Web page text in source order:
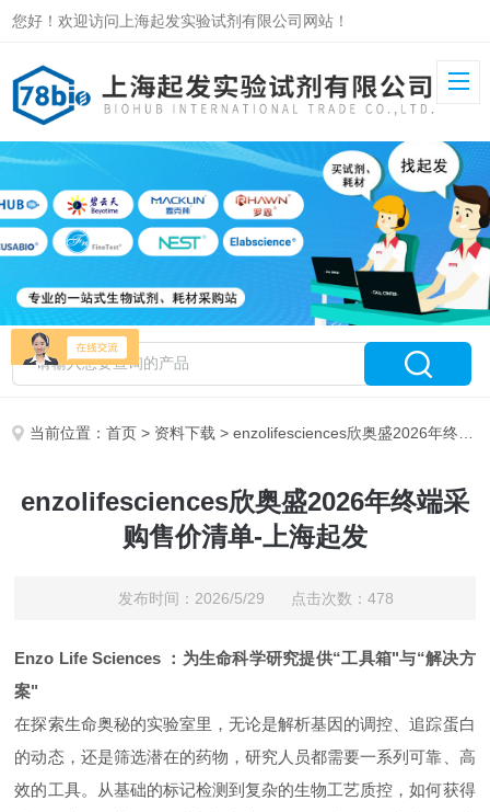
您好！欢迎访问上海起发实验试剂有限公司网站！
当前位置：首页 > 资料下载 > enzolifesciences欣奥盛2026年终端采购售价清单-上海起发
enzolifesciences欣奥盛2026年终端采
购售价清单-上海起发
发布时间：2026/5/29 点击次数：478
Enzo Life Sciences ：为生命科学研究提供“工具箱"与“解决方
案"
在探索生命奥秘的实验室里，无论是解析基因的调控、追踪蛋白
的动态，还是筛选潜在的药物，研究人员都需要一系列可靠、高
效的工具。从基础的标记检测到复杂的生物工艺质控，如何获得